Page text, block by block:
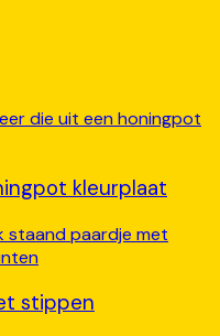
kleurplaat
stippen